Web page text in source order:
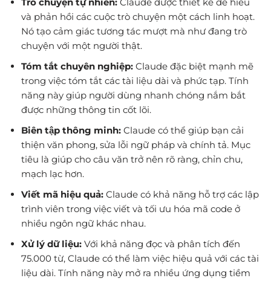
và phản hồi các cuộc trò chuyện một cách linh hoạt.
Nó tạo cảm giác tương tác mượt mà như đang trò
chuyện với một người thật.
Tóm tắt chuyên nghiệp: Claude đặc biệt mạnh mẽ
trong việc tóm tắt các tài liệu dài và phức tạp. Tính
năng này giúp người dùng nhanh chóng nắm bắt
được những thông tin cốt lõi.
Biên tập thông minh: Claude có thể giúp bạn cải
thiện văn phong, sửa lỗi ngữ pháp và chính tả. Mục
tiêu là giúp cho câu văn trở nên rõ ràng, chỉn chu,
mạch lạc hơn.
Viết mã hiệu quả: Claude có khả năng hỗ trợ các lập
trình viên trong việc viết và tối ưu hóa mã code ở
nhiều ngôn ngữ khác nhau.
Xử lý dữ liệu: Với khả năng đọc và phân tích đến
75.000 từ, Claude có thể làm việc hiệu quả với các tài
liệu dài. Tính năng này mở ra nhiều ứng dụng tiềm